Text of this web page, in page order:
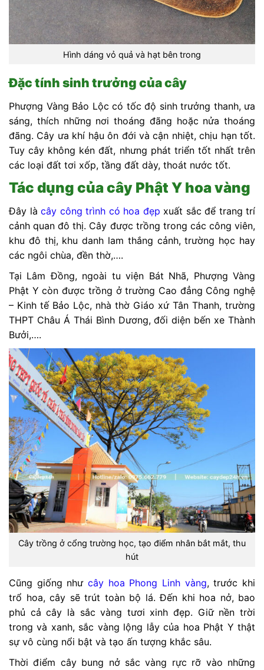
Hình dáng vỏ quả và hạt bên trong
Đặc tính sinh trưởng của cây
Phượng Vàng Bảo Lộc có tốc độ sinh trưởng thanh, ưa
sáng, thích những nơi thoáng đãng hoặc nửa thoáng
đãng. Cây ưa khí hậu ôn đới và cận nhiệt, chịu hạn tốt.
Tuy cây không kén đất, nhưng phát triển tốt nhất trên
các loại đất tơi xốp, tầng đất dày, thoát nước tốt.
Tác dụng của cây Phật Y hoa vàng
Đây là cây công trình có hoa đẹp xuất sắc để trang trí
cảnh quan đô thị. Cây được trồng trong các công viên,
khu đô thị, khu danh lam thắng cảnh, trường học hay
các ngôi chùa, đền thờ,….
Tại Lâm Đồng, ngoài tu viện Bát Nhã, Phượng Vàng
Phật Y còn được trồng ở trường Cao đẳng Công nghệ
– Kinh tế Bảo Lộc, nhà thờ Giáo xứ Tân Thanh, trường
THPT Châu Á Thái Bình Dương, đối diện bến xe Thành
Bưởi,….
Cây trồng ở cổng trường học, tạo điểm nhân bắt mắt, thu
hút
Cũng giống như cây hoa Phong Linh vàng, trước khi
trổ hoa, cây sẽ trút toàn bộ lá. Đến khi hoa nở, bao
phủ cả cây là sắc vàng tươi xinh đẹp. Giữ nền trời
trong và xanh, sắc vàng lộng lẫy của hoa Phật Y thật
sự vô cùng nổi bật và tạo ấn tượng khắc sâu.
Thời điểm cây bung nở sắc vàng rực rỡ vào những